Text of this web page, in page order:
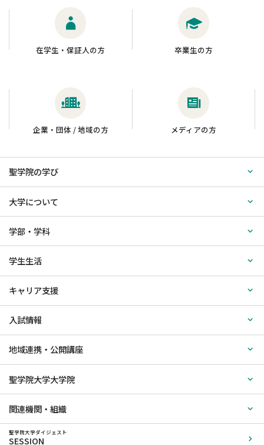
在学生・保証人の方 卒業生の方
企業・団体 / 地域の方 メディアの方
聖学院の学び
大学について
学部・学科
学生生活
キャリア支援
入試情報
地域連携・公開講座
聖学院大学大学院
関連機関・組織
聖学院大学ダイジェスト
SESSION